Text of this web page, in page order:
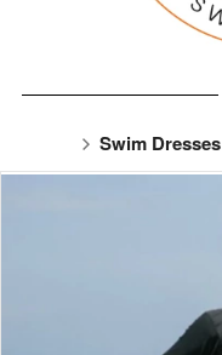
Swim Dresses